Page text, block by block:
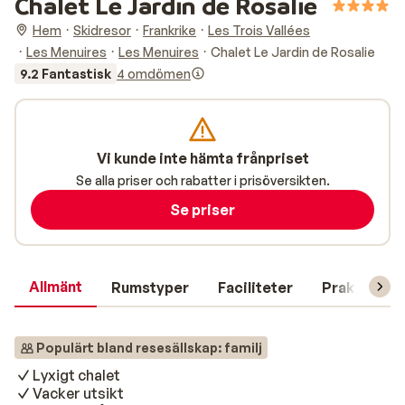
Hem Skidresor Frankrike
Les Trois Vallées
Les Menuires
Les Menuires
Chalet Le Jardin de Rosalie
9.2 Fantastisk 4 omdömen
Allmänt Rumstyper Faciliteter Praktisk
Populärt bland resesällskap: familj
Lyxigt chalet
Vacker utsikt
Vi kunde inte hämta frånpriset
Se alla priser och rabatter i prisöversikten.
Se priser